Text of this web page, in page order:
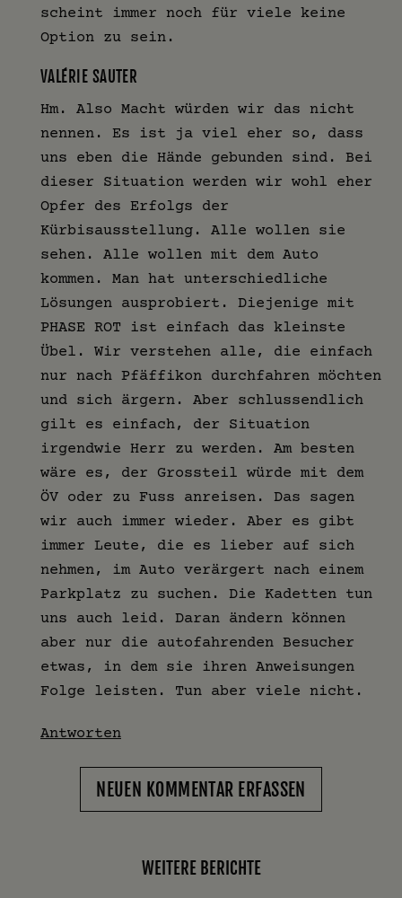
scheint immer noch für viele keine
Option zu sein.
VALÉRIE SAUTER
Hm. Also Macht würden wir das nicht
nennen. Es ist ja viel eher so, dass
uns eben die Hände gebunden sind. Bei
dieser Situation werden wir wohl eher
Opfer des Erfolgs der
Kürbisausstellung. Alle wollen sie
sehen. Alle wollen mit dem Auto
kommen. Man hat unterschiedliche
Lösungen ausprobiert. Diejenige mit
PHASE ROT ist einfach das kleinste
Übel. Wir verstehen alle, die einfach
nur nach Pfäffikon durchfahren möchten
und sich ärgern. Aber schlussendlich
gilt es einfach, der Situation
irgendwie Herr zu werden. Am besten
wäre es, der Grossteil würde mit dem
ÖV oder zu Fuss anreisen. Das sagen
wir auch immer wieder. Aber es gibt
immer Leute, die es lieber auf sich
nehmen, im Auto verärgert nach einem
Parkplatz zu suchen. Die Kadetten tun
uns auch leid. Daran ändern können
aber nur die autofahrenden Besucher
etwas, in dem sie ihren Anweisungen
Folge leisten. Tun aber viele nicht.
Antworten
NEUEN KOMMENTAR ERFASSEN
WEITERE BERICHTE